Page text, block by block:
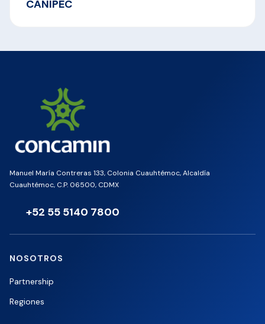
CANIPEC
Manuel María Contreras 133, Colonia Cuauhtémoc, Alcaldía
Cuauhtémoc, C.P. 06500, CDMX
+52 55 5140 7800
NOSOTROS
Partnership
Regiones